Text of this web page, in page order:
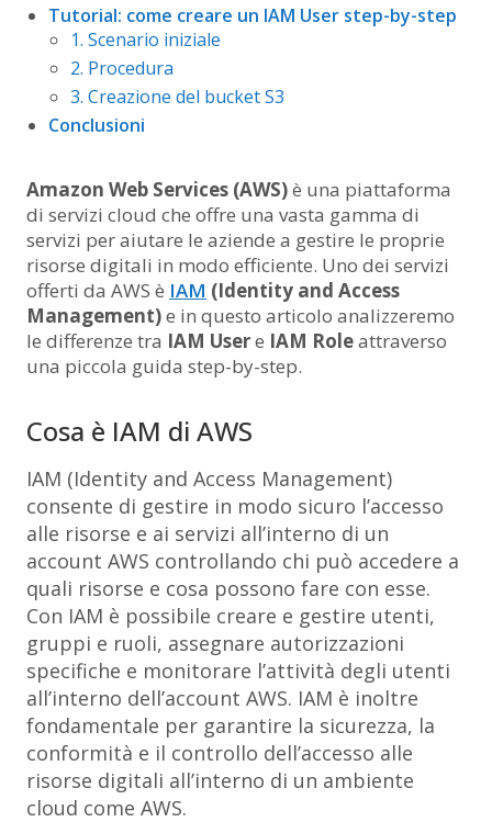
Tutorial: come creare un IAM User step-by-step
1. Scenario iniziale
2. Procedura
3. Creazione del bucket S3
Conclusioni
Amazon Web Services (AWS)è una piattaforma
di servizi cloud che offre una vasta gamma di
servizi per aiutare le aziende a gestire le proprie
risorse digitali in modo efficiente. Uno dei servizi
offerti da AWS è IAM (Identity and Access
Management)e in questo articolo analizzeremo
le differenze tra IAM Usere IAM Roleattraverso
una piccola guida step-by-step.
Cosa è IAM di AWS
IAM (Identity and Access Management)
consente di gestire in modo sicuro l’accesso
alle risorse e ai servizi all’interno di un
account AWS controllando chi può accedere a
quali risorse e cosa possono fare con esse.
Con IAM è possibile creare e gestire utenti,
gruppi e ruoli, assegnare autorizzazioni
specifiche e monitorare l’attività degli utenti
all’interno dell’account AWS. IAM è inoltre
fondamentale per garantire la sicurezza, la
conformità e il controllo dell’accesso alle
risorse digitali all’interno di un ambiente
cloud come AWS.